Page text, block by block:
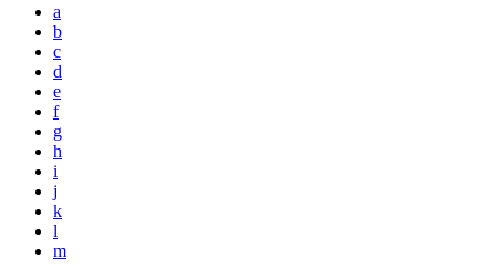
a
b
c
d
e
f
g
h
i
j
k
l
m